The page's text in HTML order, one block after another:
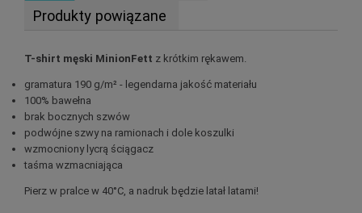
Produkty powiązane
T-shirt męski MinionFett z krótkim rękawem.
gramatura 190 g/m² - legendarna jakość materiału
100% bawełna
brak bocznych szwów
podwójne szwy na ramionach i dole koszulki
wzmocniony lycrą ściągacz
taśma wzmacniająca
Pierz w pralce w 40°C, a nadruk będzie latał latami!